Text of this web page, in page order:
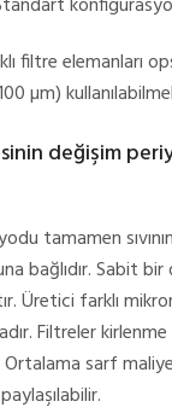
filtre elemanları
µm)
değişim
tamamen
bağlıdır. Sabit
Üretici farklı
Filtreler
sarf